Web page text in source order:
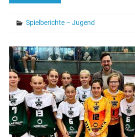
Spielberichte – Jugend